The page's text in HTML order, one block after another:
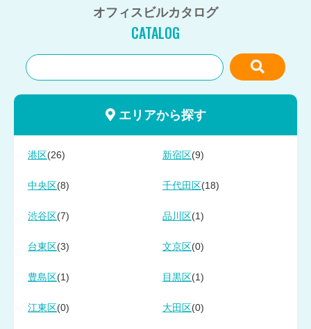
オフィスビルカタログ
CATALOG
エリアから探す
港区 (26) 新宿区 (9)
中央区 (8) 千代田区 (18)
渋谷区 (7) 品川区 (1)
台東区 (3) 文京区 (0)
豊島区 (1) 目黒区 (1)
江東区 (0) 大田区 (0)